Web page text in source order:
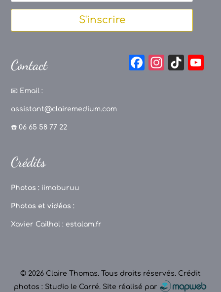
S'inscrire
Contact
📧 Email :
assistant@clairemedium.com
☎️ 06 65 58 77 22
F
In Ti
Crédits
Photos : iimoburuu
Photos et vidéos :
Xavier Cailhol : estalam.fr
© 2026 Claire Thomas. Tous droits réservés. Crédit
photos : Studio le Carré. Site réalisé par